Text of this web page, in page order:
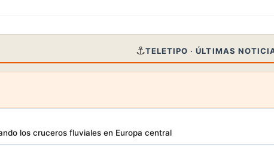
⚓TELETIPO · ÚLTIMAS
los cruceros fluviales en Europa central